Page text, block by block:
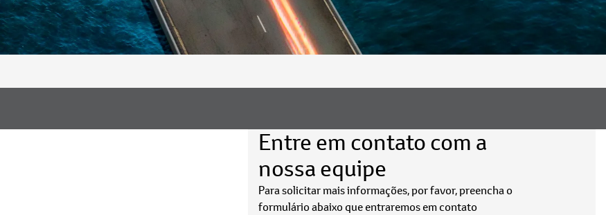
Entre em contato com a
nossa equipe
Para solicitar mais informações, por favor, preencha o
formulário abaixo que entraremos em contato